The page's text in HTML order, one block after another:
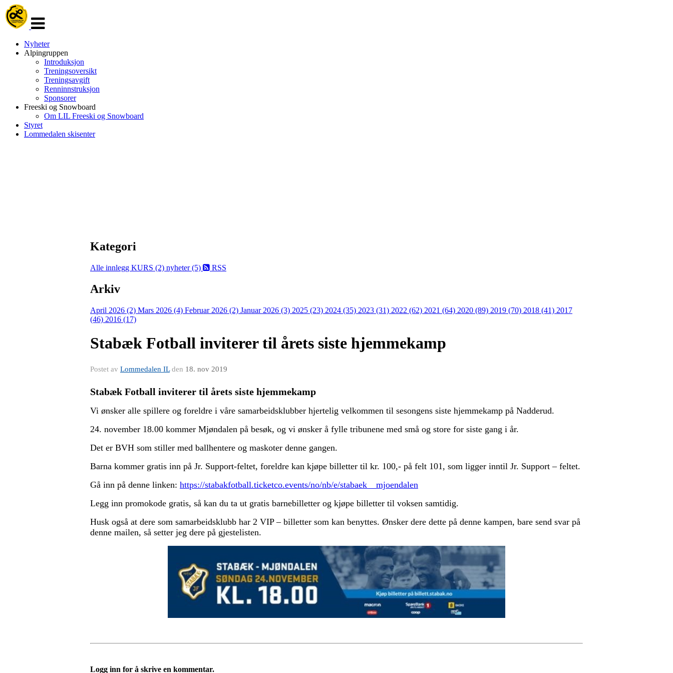
navigasjon
Nyheter
Alpingruppen
Introduksjon
Treningsoversikt
Treningsavgift
Renninnstruksjon
Sponsorer
Freeski og Snowboard
Om LIL Freeski og Snowboard
Styret
Lommedalen skisenter
Kategori
Alle innlegg KURS (2) nyheter (5) RSS
Arkiv
April 2026 (2) Mars 2026 (4) Februar 2026 (2) Januar 2026 (3) 2025 (23) 2024 (35) 2023 (31) 2022 (62) 2021 (64) 2020 (89) 2019 (70) 2018 (41) 2017
(46) 2016 (17)
Stabæk Fotball inviterer til årets siste hjemmekamp
Postet av Lommedalen ILden 18. nov 2019
Stabæk Fotball inviterer til årets siste hjemmekamp
Vi ønsker alle spillere og foreldre i våre samarbeidsklubber hjertelig velkommen til sesongens siste hjemmekamp på Nadderud.
24. november 18.00 kommer Mjøndalen på besøk, og vi ønsker å fylle tribunene med små og store for siste gang i år.
Det er BVH som stiller med ballhentere og maskoter denne gangen.
Barna kommer gratis inn på Jr. Support-feltet, foreldre kan kjøpe billetter til kr. 100,- på felt 101, som ligger inntil Jr. Support – feltet.
Gå inn på denne linken: https://stabakfotball.ticketco.events/no/nb/e/stabaek__mjoendalen
Legg inn promokode gratis, så kan du ta ut gratis barnebilletter og kjøpe billetter til voksen samtidig.
Husk også at dere som samarbeidsklubb har 2 VIP – billetter som kan benyttes. Ønsker dere dette på denne kampen, bare send svar på
denne mailen, så setter jeg dere på gjestelisten.
Logg inn for å skrive en kommentar.